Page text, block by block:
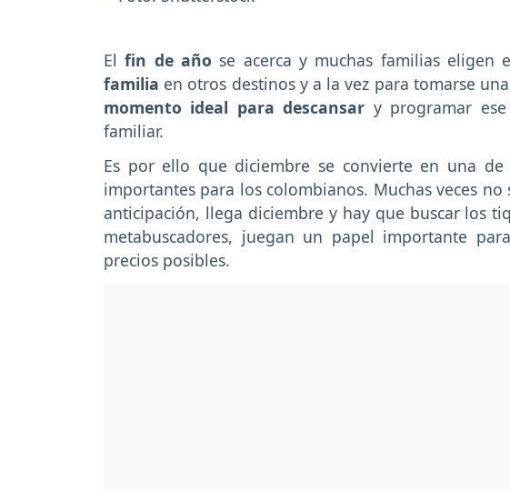
Elfin de año se acerca y muchas familias eligen
familia en otros destinos y a la vez para tomarse
momento ideal para descansar y programar
familiar.
Es por ello que diciembre se convierte en una de
importantes para los colombianos. Muchas veces
anticipación, llega diciembre y hay que buscar los
metabuscadores, juegan un papel importante
precios posibles.